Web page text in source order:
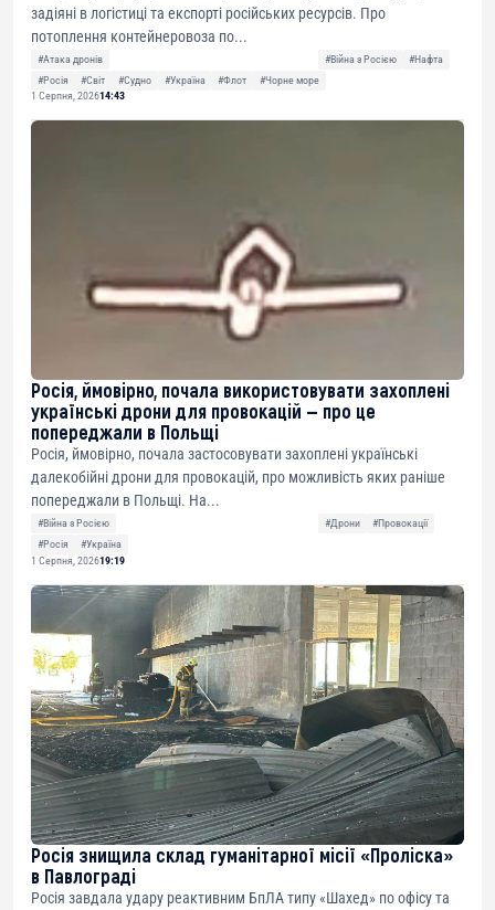
задіяні в логістиці та експорті російських ресурсів. Про
потоплення контейнеровоза по...
#Атака дронів #Війна з Росією
#Нафта
#Росія
#Світ #Судно #Україна #Флот
#Чорне море
1 Серпня, 202614:43
Росія, ймовірно, почала використовувати захоплені
українські дрони для провокацій — про це
попереджали в Польщі
Росія, ймовірно, почала застосовувати захоплені українські
далекобійні дрони для провокацій, про можливість яких раніше
попереджали в Польщі. На...
#Війна з Росією #Дрони
#Провокації
#Росія
#Україна
1 Серпня, 202619:19
Росія знищила склад гуманітарної місії «Проліска»
в Павлограді
Росія завдала удару реактивним БпЛА типу «Шахед» по офісу та